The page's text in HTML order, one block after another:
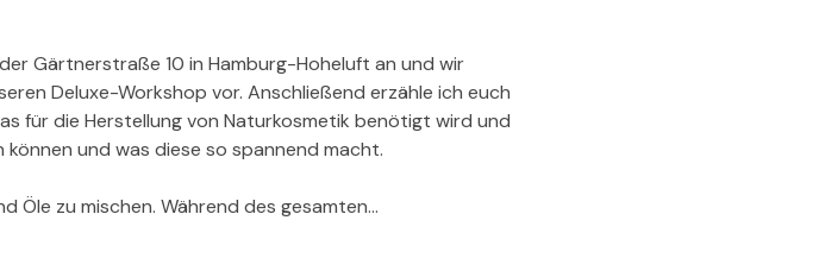
Gärtnerstraße 10 in Hamburg-Hoheluft an und wir
Deluxe-Workshop vor. Anschließend erzähle ich euch
für die Herstellung von Naturkosmetik benötigt wird und
und was diese so spannend macht.
Öle zu mischen. Während des gesamten…